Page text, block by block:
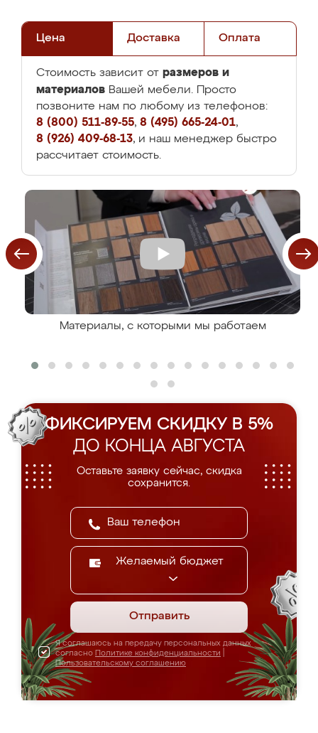
Цена Доставка Оплата
Стоимость зависит от размеров и
материалов Вашей мебели. Просто
позвоните нам по любому из телефонов:
8 (800) 511-89-55, 8 (495) 665-24-01,
8 (926) 409-68-13, и наш менеджер быстро
рассчитает стоимость.
Материалы, с которыми мы работаем
ФИКСИРУЕМ СКИДКУ В 5%
ДО КОНЦА АВГУСТА
Оставьте заявку сейчас, скидка
сохранится.
Желаемый бюджет
Отправить
Я соглашаюсь на передачу персональных данных
согласно Политике конфиденциальности
Пользовательскому соглашению